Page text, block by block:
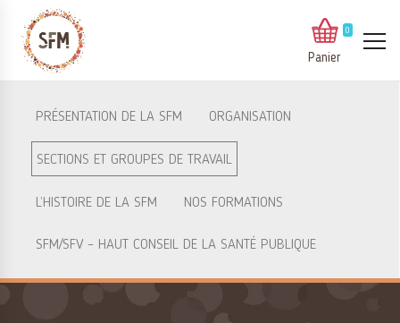
0
Panier
PRÉSENTATION DE LA SFM ORGANISATION
SECTIONS ET GROUPES DE TRAVAIL
L’HISTOIRE DE LA SFM NOS FORMATIONS
SFM/SFV – HAUT CONSEIL DE LA SANTÉ PUBLIQUE